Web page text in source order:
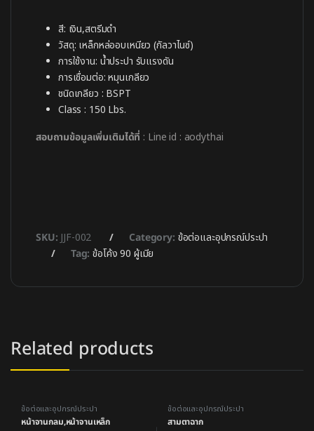
สี: เงิน,สตรีมดำ
วัสดุ: เหล็กหล่ออบเหนียว (กัลวาไนซ์)
การใช้งาน: น้ำประปา รับแรงดัน
การเชื่อมต่อ: หมุนเกลียว
ชนิดเกลียว : BSPT
Class : 150 Lbs.
สอบถามข้อมูลเพิ่มเติมได้ที่ : Line id : aodythai
SKU: JJF-002 Category: ข้อต่อและอุปกรณ์ประปา
Tag:ข้อโค้ง 90 ผู้เมีย
Related products
ข้อต่อและอุปกรณ์ประปา
หน้าจานกลม,หน้าจานเหล็ก
ข้อต่อและอุปกรณ์ประปา
สามตาฉาก